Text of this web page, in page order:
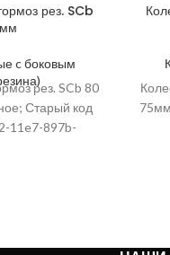
рез. SCb
c боковым
рез. SCb 80
Старый код
11e7-897b-